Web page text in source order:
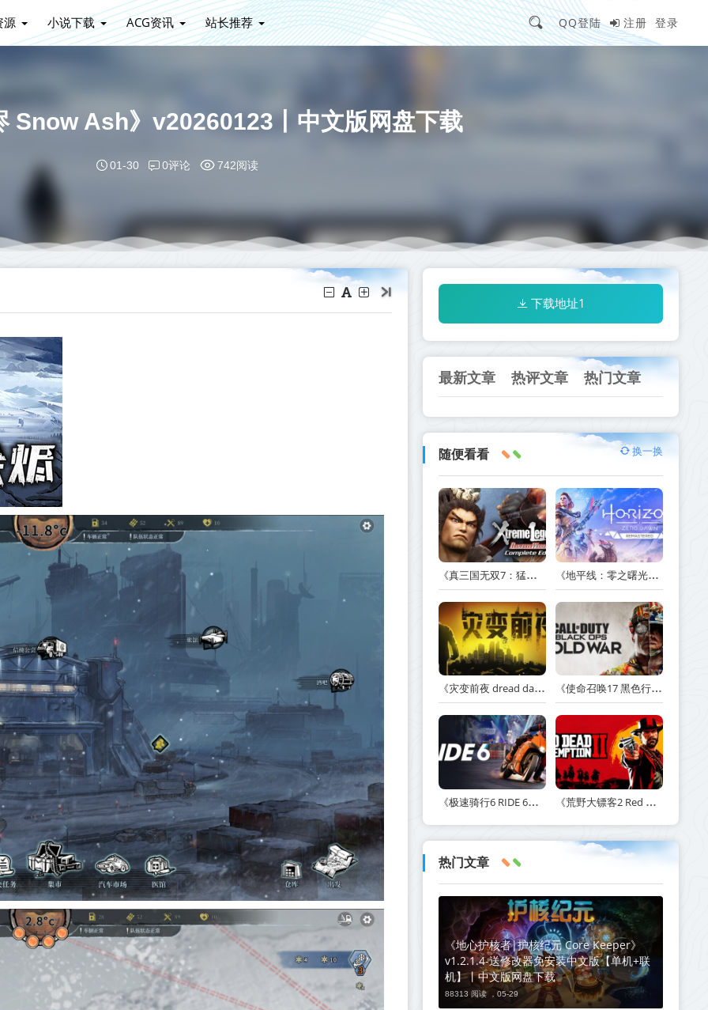
源 小说下载 ACG资讯 站长推荐 QQ登陆 注册 登录
Snow Ash》v20260123丨中文版网盘下载
01-30 0评论 742阅读
下载地址1
最新文章 热评文章 热门文章
随便看看 换一换
《真三国无双7：猛将传完全版 DYNASTY WARRIORS 7: Xtreme Legends Complete Edition》Build.3602035-免安装中文版【PC/手机双端】丨中文版 《地平线：零之曙光重制版 Horizon Zero Dawn Remastered》v1.5.89.0-送修改器丨中文版网盘下载
《灾变前夜 dread dawn》v20260530-免安装中文版丨中文版网盘下载 《使命召唤17 黑色行动 冷战 Call of Duty: Black Ops Cold War》v1.34.1.15931218-全DLC+送修改器丨中文版网盘下载
《极速骑行6 RIDE 6》v20260511-免安装中文版丨中文版网盘下载 《荒野大镖客2 Red Dead Redemption 2》v1491.50-打包mod+送修改器丨中文版网盘下载
热门文章
《地心护核者|护核纪元 Core Keeper》
v1.2.1.4-送修改器免安装中文版【单机+联
机】丨中文版网盘下载
88313 阅读 ， 05-29